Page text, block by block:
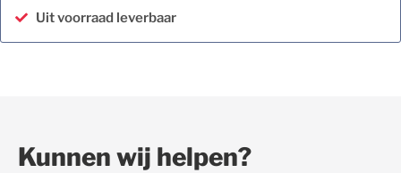
Uit voorraad leverbaar
Kunnen wij helpen?